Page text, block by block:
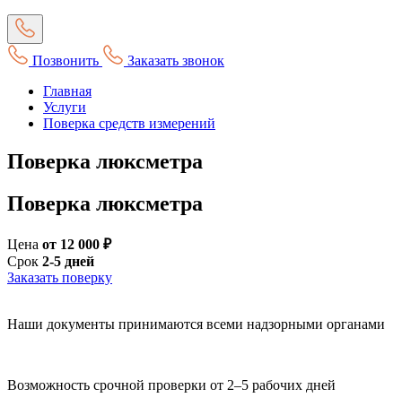
Позвонить
Заказать звонок
Главная
Услуги
Поверка средств измерений
Поверка люксметра
Поверка люксметра
Цена от 12 000 ₽
Срок 2-5 дней
Заказать поверку
Наши документы принимаются всеми надзорными органами
Возможность срочной проверки от 2–5 рабочих дней